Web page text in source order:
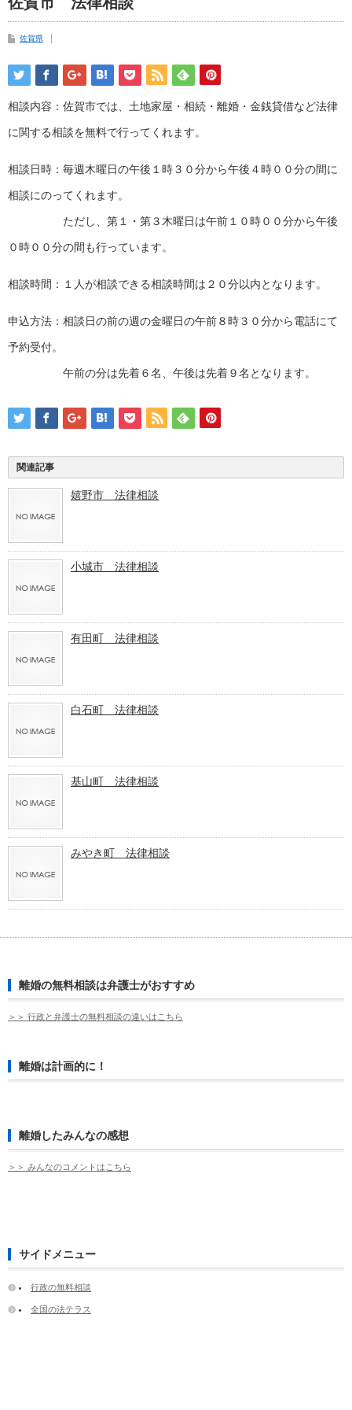
佐賀県
相談内容：佐賀市では、土地家屋・相続・離婚・金銭貸借など法律
に関する相談を無料で行ってくれます。
相談日時：毎週木曜日の午後１時３０分から午後４時００分の間に
相談にのってくれます。
ただし、第１・第３木曜日は午前１０時００分から午後
０時００分の間も行っています。
相談時間：１人が相談できる相談時間は２０分以内となります。
申込方法：相談日の前の週の金曜日の午前８時３０分から電話にて
予約受付。
午前の分は先着６名、午後は先着９名となります。
関連記事
嬉野市 法律相談
小城市 法律相談
有田町 法律相談
白石町 法律相談
基山町 法律相談
みやき町 法律相談
離婚の無料相談は弁護士がおすすめ
＞＞ 行政と弁護士の無料相談の違いはこちら
離婚は計画的に！
離婚したみんなの感想
＞＞ みんなのコメントはこちら
サイドメニュー
行政の無料相談
全国の法テラス